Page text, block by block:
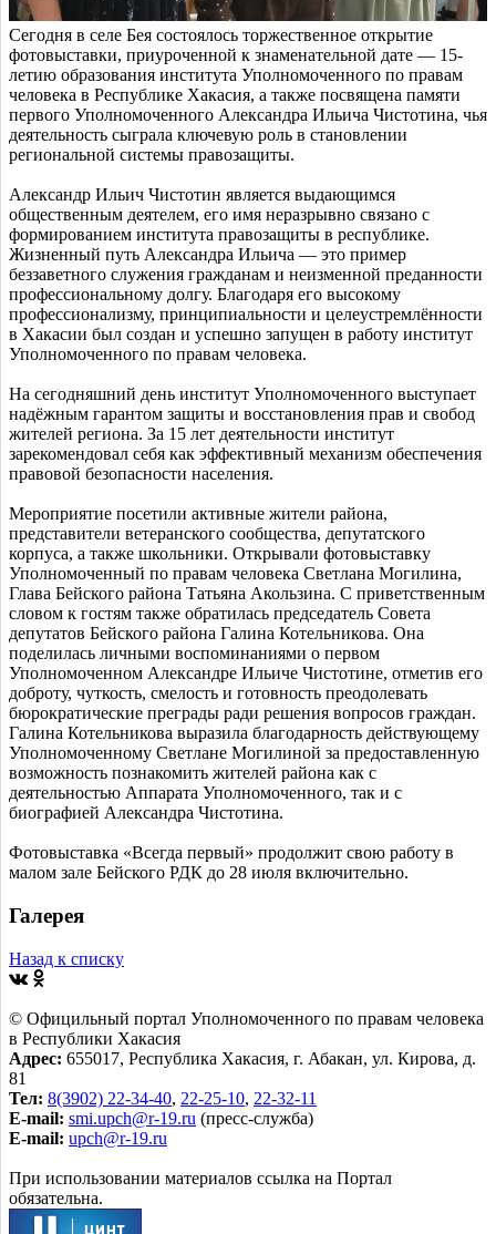
Сегодня в селе Бея состоялось торжественное открытие
фотовыставки, приуроченной к знаменательной дате — 15-
летию образования института Уполномоченного по правам
человека в Республике Хакасия, а также посвящена памяти
первого Уполномоченного Александра Ильича Чистотина, чья
деятельность сыграла ключевую роль в становлении
региональной системы правозащиты.
Александр Ильич Чистотин является выдающимся
общественным деятелем, его имя неразрывно связано с
формированием института правозащиты в республике.
Жизненный путь Александра Ильича — это пример
беззаветного служения гражданам и неизменной преданности
профессиональному долгу. Благодаря его высокому
профессионализму, принципиальности и целеустремлённости
в Хакасии был создан и успешно запущен в работу институт
Уполномоченного по правам человека.
На сегодняшний день институт Уполномоченного выступает
надёжным гарантом защиты и восстановления прав и свобод
жителей региона. За 15 лет деятельности институт
зарекомендовал себя как эффективный механизм обеспечения
правовой безопасности населения.
Мероприятие посетили активные жители района,
представители ветеранского сообщества, депутатского
корпуса, а также школьники. Открывали фотовыставку
Уполномоченный по правам человека Светлана Могилина,
Глава Бейского района Татьяна Акользина. С приветственным
словом к гостям также обратилась председатель Совета
депутатов Бейского района Галина Котельникова. Она
поделилась личными воспоминаниями о первом
Уполномоченном Александре Ильиче Чистотине, отметив его
доброту, чуткость, смелость и готовность преодолевать
бюрократические преграды ради решения вопросов граждан.
Галина Котельникова выразила благодарность действующему
Уполномоченному Светлане Могилиной за предоставленную
возможность познакомить жителей района как с
деятельностью Аппарата Уполномоченного, так и с
биографией Александра Чистотина.
Фотовыставка «Всегда первый» продолжит свою работу в
малом зале Бейского РДК до 28 июля включительно.
Галерея
Назад к списку
© Официльный портал Уполномоченного по правам человека
в Республики Хакасия
Адрес: 655017, Республика Хакасия, г. Абакан, ул. Кирова, д.
81
Тел: 8(3902) 22-34-40, 22-25-10, 22-32-11
E-mail: smi.upch@r-19.ru (пресс-служба)
E-mail: upch@r-19.ru
При использовании материалов ссылка на Портал
обязательна.